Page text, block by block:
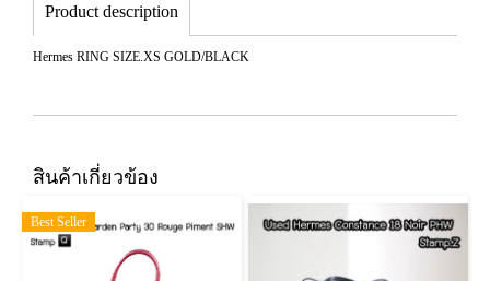
Product description
Hermes RING SIZE.XS GOLD/BLACK
สินค้าเกี่ยวข้อง
Best Seller